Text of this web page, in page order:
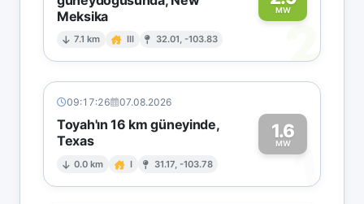
Meksika
7.1 km III 32.01, -103.83
MW
2
09:17:26 07.08.2026
Toyah'ın 16 km güneyinde,
Texas
0.0 km I 31.17, -103.78
1.6
MW1